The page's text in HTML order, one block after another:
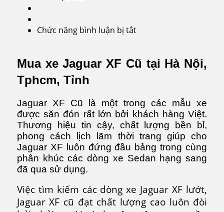
Chức năng bình luận bị tắtở
Cũ
Mua xe Jaguar XF Cũ tại Hà Nội,
Tphcm, Tỉnh
Jaguar XF Cũ là một trong các mẫu xe
được săn đón rất lớn bởi khách hàng Việt.
Thương hiệu tin cậy, chất lượng bền bỉ,
phong cách lịch lãm thời trang giúp cho
Jaguar XF luôn đứng đầu bảng trong cùng
phân khúc các dòng xe Sedan hạng sang
đã qua sử dụng.
Việc tìm kiếm các dòng xe Jaguar XF lướt,
Jaguar XF cũ đạt chất lượng cao luôn đòi